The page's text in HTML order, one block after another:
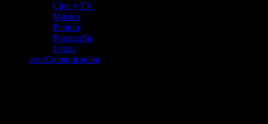
Cine y TV
Música
Pintura
Fotografía
Letras
arzuComunicación